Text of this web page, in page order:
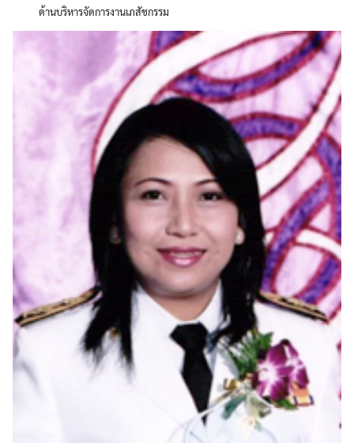
ด้านบริหารจัดการงานเภสัชกรรม